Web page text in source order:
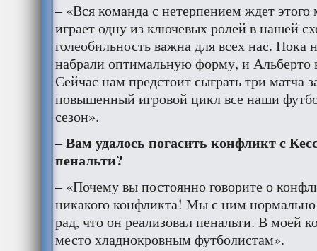
– «Вся команда с нетерпением ждет
играет одну из ключевых ролей в нашей
голеобильность важна для всех нас. Пока
набрали оптимальную форму, и Альберто
Сейчас нам предстоит сыграть три матча
повышенный игровой цикл все наши
сезон».
– Вам удалось погасить конфликт с
пенальти?
– «Почему вы постоянно говорите о
никакого конфликта! Мы с ним
рад, что он реализовал пенальти. В моей
место хладнокровным футболистам».